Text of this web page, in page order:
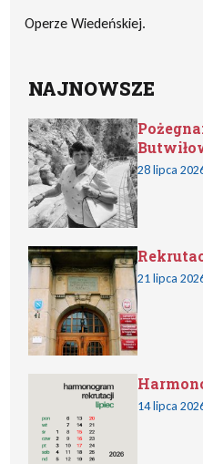
Operze Wiedeńskiej.
NAJNOWSZE
28 lipca
21 lipca
14 lipca